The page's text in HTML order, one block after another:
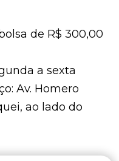
de R$ 300,00
a sexta
Av. Homero
ao lado do